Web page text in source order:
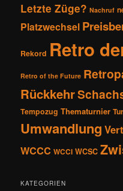
Letzte Züge? Nachruf
Platzwechsel
Rekord Retro
Retro of the Future
Rückkehr
Tempozug Thematurnier
Umwandlung
WCCC WCCI WCSC
KATEGORIEN